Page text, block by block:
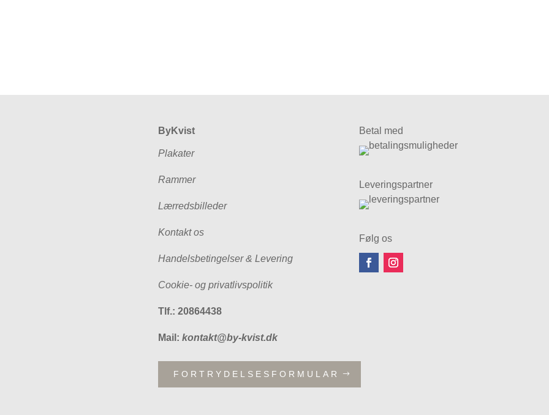
ByKvist
Plakater
Rammer
Lærredsbilleder
Kontakt os
Handelsbetingelser & Levering
Cookie- og privatlivspolitik
Tlf.: 20864438
Mail:kontakt@by-kvist.dk
FORTRYDELSESFORMULAR
Betal med
Leveringspartner
Følg os